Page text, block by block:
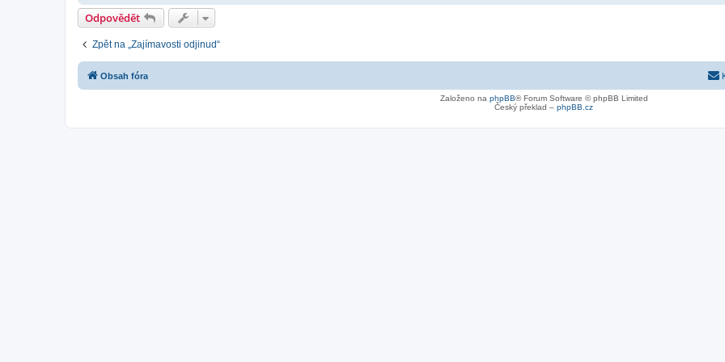
Odpovědět
Zpět na „Zajímavosti odjinud“
Obsah fóra
Založeno na phpBB® Forum Software © phpBB Limited
Český překlad – phpBB.cz